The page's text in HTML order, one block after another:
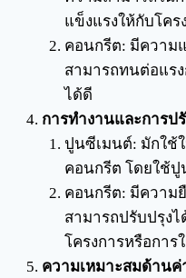
แข็งแรงให้กับโคร
คอนกรีต: มีความ
สามารถทนต่อแร
ได้ดี
การทำงานและการป
ปูนซีเมนต์: มักใช้
คอนกรีต โดยใช้
คอนกรีต: มีความ
สามารถปรับปรุง
โครงการหรือการ
ความเหมาะสมด้านค่